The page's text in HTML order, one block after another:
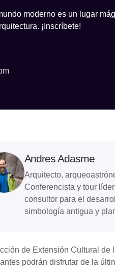
moderno es un lugar
¡Inscríbete!
Andres Adasme
Arquitecto,
Conferencista y tour
consultor para el
simbología antigua y
de Extensión Cultural de
podrán disfrutar de la